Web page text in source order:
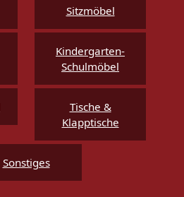
Sitzmöbel
Kindergarten-
Schulmöbel
Tische &
Klapptische
Sonstiges